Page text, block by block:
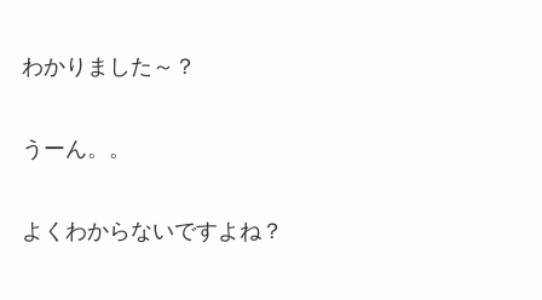
わかりました～？
うーん。。
よくわからないですよね？